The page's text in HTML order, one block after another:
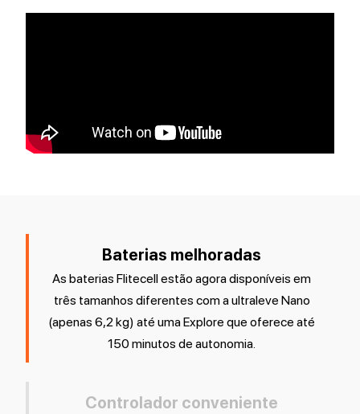
Baterias melhoradas
As baterias Flitecell estão agora disponíveis em
três tamanhos diferentes com a ultraleve Nano
(apenas 6,2 kg) até uma Explore que oferece até
150 minutos de autonomia.
Controlador conveniente